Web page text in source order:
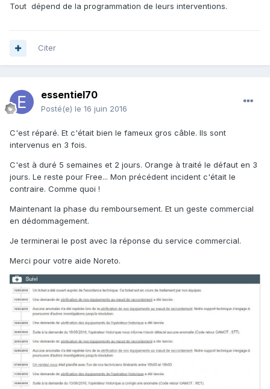
Tout dépend de la programmation de leurs interventions.
Citer
essentiel70
Posté(e) le 16 juin 2016
C'est réparé. Et c'était bien le fameux gros câble. Ils sont
intervenus en 3 fois.
C'est à duré 5 semaines et 2 jours. Orange à traité le défaut en 3
jours. Le reste pour Free... Mon précédent incident c'était le
contraire. Comme quoi !
Maintenant la phase du remboursement. Et un geste commercial
en dédommagement.
Je terminerai le post avec la réponse du service commercial.
Merci pour votre aide Noreto.